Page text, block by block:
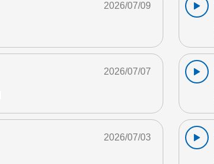
2026/07/09
2026/07/07
2026/07/03